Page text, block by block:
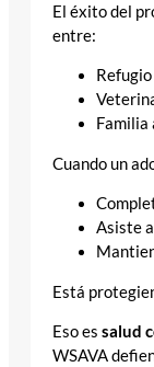
El éxito del
entre:
Refugio
Familia
Cuando un
Asiste
Está
Eso es salud
WSAVA